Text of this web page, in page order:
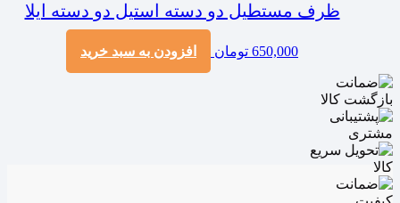
ظرف مستطیل دو دسته استیل دو دسته ایلا
650,000 تومان افزودن به سبد خرید